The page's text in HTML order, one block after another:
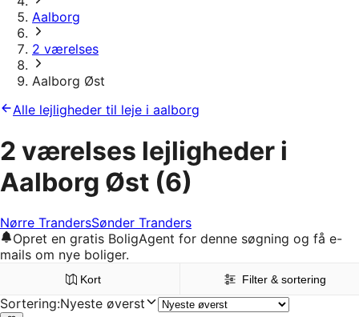
Aalborg
2 værelses
Aalborg Øst
Alle lejligheder til leje i aalborg
2 værelses lejligheder i
Aalborg Øst (6)
Nørre TrandersSønder Tranders
Opret en gratis BoligAgent for denne søgning og få e-
mails om nye boliger.
Kort Filter & sortering
Sortering:Nyeste øverst